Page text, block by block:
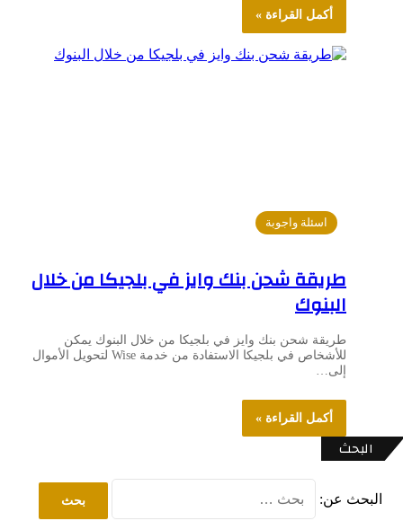
أكمل القراءة »
اسئلة واجوبة
طريقة شحن بنك وايز في بلجيكا من خلال
البنوك
طريقة شحن بنك وايز في بلجيكا من خلال البنوك يمكن
للأشخاص في بلجيكا الاستفادة من خدمة Wise لتحويل الأموال
إلى…
أكمل القراءة »
البحث
البحث عن: